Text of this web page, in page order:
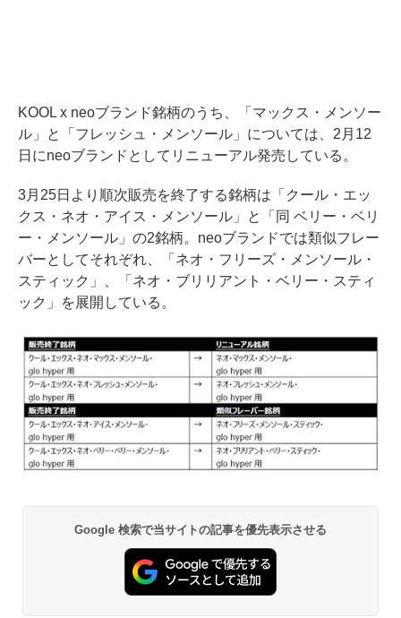
KOOL x neoブランド銘柄のうち、「マックス・メンソー
ル」と「フレッシュ・メンソール」については、2月12
日にneoブランドとしてリニューアル発売している。
3月25日より順次販売を終了する銘柄は「クール・エッ
クス・ネオ・アイス・メンソール」と「同 ベリー・ベリ
ー・メンソール」の2銘柄。neoブランドでは類似フレー
バーとしてそれぞれ、「ネオ・フリーズ・メンソール・
スティック」、「ネオ・ブリリアント・ベリー・スティ
ック」を展開している。
Google 検索で当サイトの記事を優先表示させる